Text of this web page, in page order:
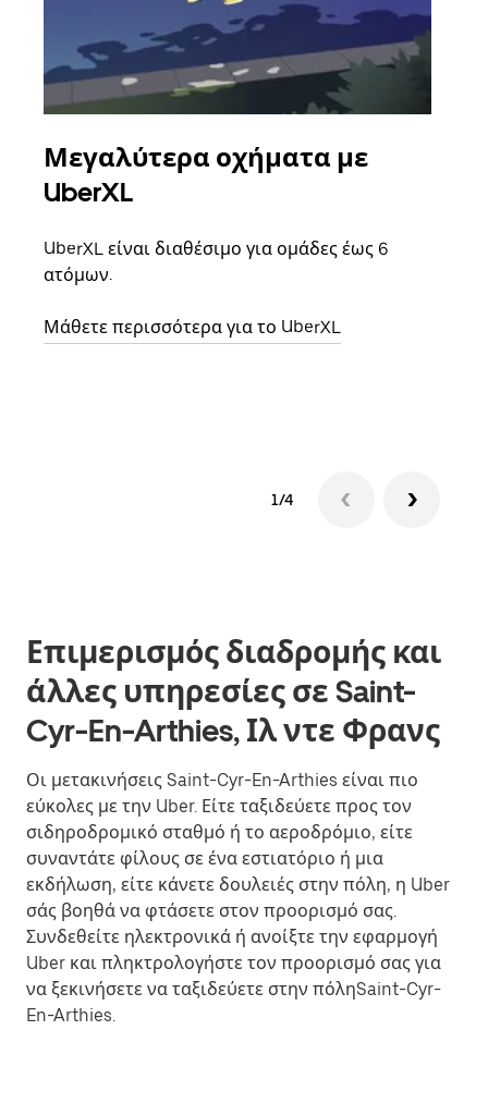
Μεγαλύτερα οχήματα με
UberXL
UberXL είναι διαθέσιμο για ομάδες έως 6
ατόμων.
Μάθετε περισσότερα για το UberXL
1/4
Επιμερισμός διαδρομής και
άλλες υπηρεσίες σε Saint-
Cyr-En-Arthies, Ιλ ντε Φρανς
Οι μετακινήσεις Saint-Cyr-En-Arthies είναι πιο
εύκολες με την Uber. Είτε ταξιδεύετε προς τον
σιδηροδρομικό σταθμό ή το αεροδρόμιο, είτε
συναντάτε φίλους σε ένα εστιατόριο ή μια
εκδήλωση, είτε κάνετε δουλειές στην πόλη, η Uber
σάς βοηθά να φτάσετε στον προορισμό σας.
Συνδεθείτε ηλεκτρονικά ή ανοίξτε την εφαρμογή
Uber και πληκτρολογήστε τον προορισμό σας για
να ξεκινήσετε να ταξιδεύετε στην πόληSaint-Cyr-
En-Arthies.